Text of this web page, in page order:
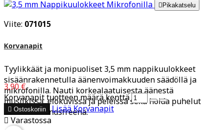
 Pikakatselu
Viite: 071015
Korvanapit
Tyylikkäät ja monipuoliset 3,5 mm nappikuulokkeet
sisäänrakennetulla äänenvoimakkuuden säädöllä ja
mikrofonilla. Nauti korkealaatuisesta äänestä
musiikissa, elokuvissa ja peleissä sekä hoida puhelut
kätevästi handsfreenä.
3,90 €
Korvanapit tuotteen määrä kenttä
 Ostoskoriin LisääKorvanapit
 Varastossa